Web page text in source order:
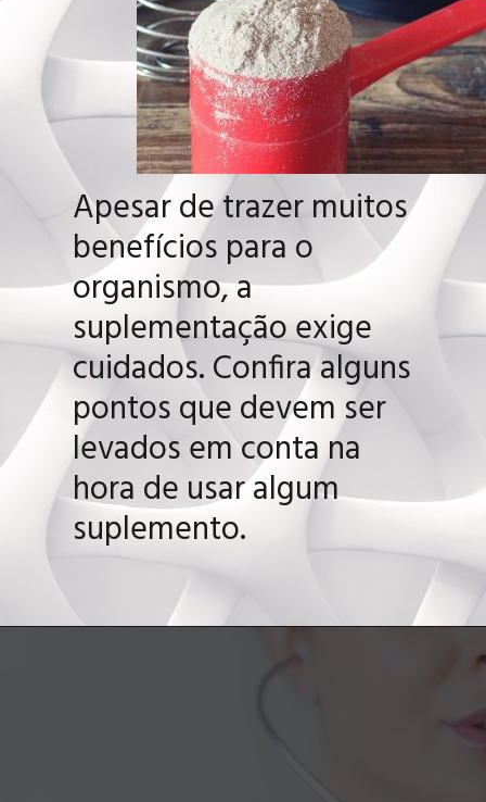
Apesar de trazer muitos
benefícios para o
organismo, a
suplementação exige
cuidados. Confira alguns
pontos que devem ser
levados em conta na
hora de usar algum
suplemento.